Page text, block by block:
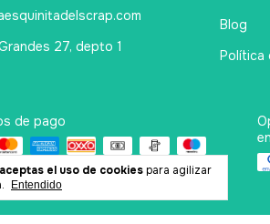
aceptas el uso de cookiespara agilizar
Entendido
27, depto 1
Blog
Política
de pago